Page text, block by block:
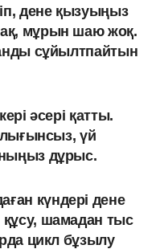
дене қызуыңыз
мұрын шаю жоқ.
сұйылтпайтын
әсері қатты.
үй
дұрыс.
күндері дене
шамадан тыс
цикл бұзылу